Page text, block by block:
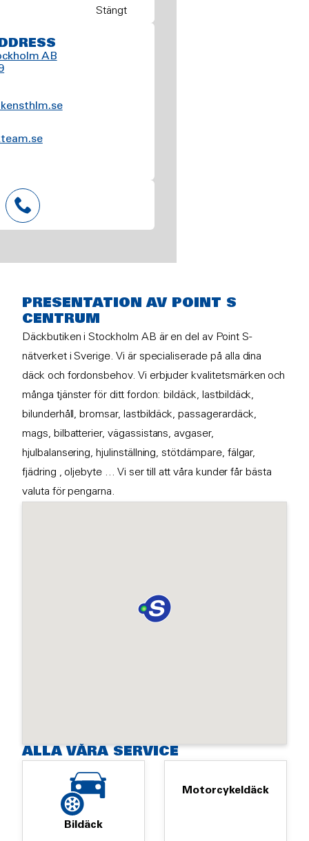
Stängt
AB
PRESENTATION AV POINT S
CENTRUM
Däckbutiken i Stockholm AB är en del av Point S-
nätverket i Sverige. Vi är specialiserade på alla dina
däck och fordonsbehov. Vi erbjuder kvalitetsmärken och
många tjänster för ditt fordon: bildäck, lastbildäck,
bilunderhåll, bromsar, lastbildäck, passagerardäck,
mags, bilbatterier, vägassistans, avgaser,
hjulbalansering, hjulinställning, stötdämpare, fälgar,
fjädring , oljebyte ... Vi ser till att våra kunder får bästa
valuta för pengarna.
ALLA VÅRA SERVICE
Bildäck
Motorcykeldäck